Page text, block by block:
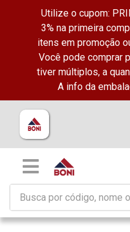
Utilize o cupom:
3% na primeira
itens em promoção
Você pode comprar
tiver múltiplos, a
A info da